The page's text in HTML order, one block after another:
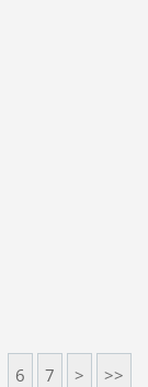
6 7 > >>